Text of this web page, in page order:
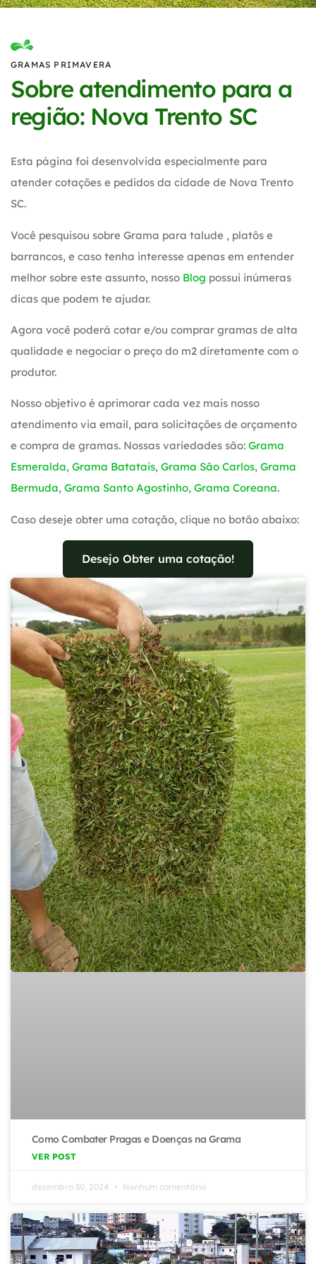
GRAMAS PRIMAVERA
Sobre atendimento para a
região: Nova Trento SC
Esta página foi desenvolvida especialmente para
atender cotações e pedidos da cidade de Nova Trento
SC.
Você pesquisou sobre Grama para talude , platôs e
barrancos, e caso tenha interesse apenas em entender
melhor sobre este assunto, nosso Blog possui inúmeras
dicas que podem te ajudar.
Agora você poderá cotar e/ou comprar gramas de alta
qualidade e negociar o preço do m2 diretamente com o
produtor.
Nosso objetivo é aprimorar cada vez mais nosso
atendimento via email, para solicitações de orçamento
e compra de gramas. Nossas variedades são: Grama
Esmeralda, Grama Batatais, Grama São Carlos, Grama
Bermuda, Grama Santo Agostinho, Grama Coreana.
Caso deseje obter uma cotação, clique no botão abaixo:
Desejo Obter uma cotação!
Como Combater Pragas e Doenças na Grama
VER POST
dezembro 30, 2024 Nenhum comentário